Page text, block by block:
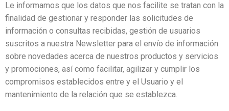
Le informamos que los datos que nos facilite se tratan con la
finalidad de gestionar y responder las solicitudes de
información o consultas recibidas, gestión de usuarios
suscritos a nuestra Newsletter para el envío de información
sobre novedades acerca de nuestros productos y servicios
y promociones, así como facilitar, agilizar y cumplir los
compromisos establecidos entre y el Usuario y el
mantenimiento de la relación que se establezca.